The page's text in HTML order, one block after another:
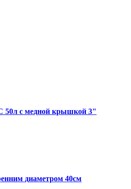
с медной крышкой 3"
диаметром 40см